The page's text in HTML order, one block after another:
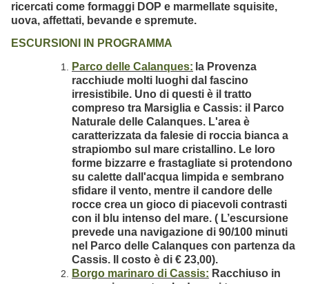
ricercati come formaggi DOP e marmellate squisite,
uova, affettati, bevande e spremute.
ESCURSIONI IN PROGRAMMA
Parco delle Calanques: la Provenza
racchiude molti luoghi dal fascino
irresistibile. Uno di questi è il tratto
compreso tra Marsiglia e Cassis: il Parco
Naturale delle Calanques. L'area è
caratterizzata da falesie di roccia bianca a
strapiombo sul mare cristallino. Le loro
forme bizzarre e frastagliate si protendono
su calette dall'acqua limpida e sembrano
sfidare il vento, mentre il candore delle
rocce crea un gioco di piacevoli contrasti
con il blu intenso del mare. ( L’escursione
prevede una navigazione di 90/100 minuti
nel Parco delle Calanques con partenza da
Cassis. Il costo è di € 23,00).
Borgo marinaro di Cassis: Racchiuso in